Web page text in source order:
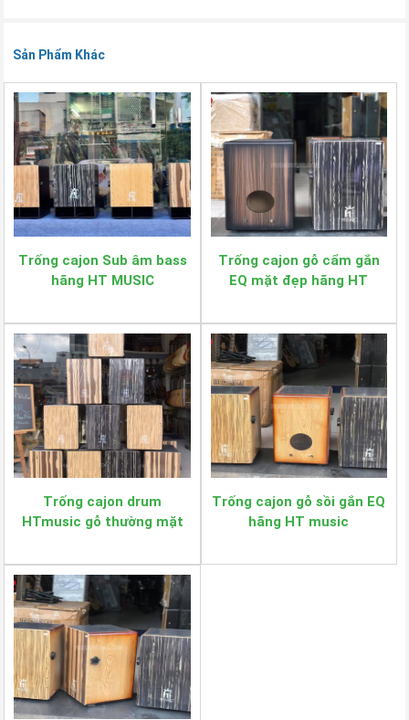
Sản Phẩm Khác
Trống cajon Sub âm bass
hãng HT MUSIC
Trống cajon gỗ cẩm gắn
EQ mặt đẹp hãng HT
Trống cajon drum
HTmusic gỗ thường mặt
Trống cajon gỗ sồi gắn EQ
hãng HT music